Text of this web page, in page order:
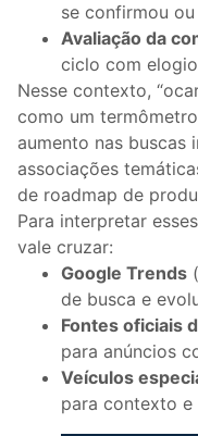
se confirmou ou
Avaliação da
ciclo com
Nesse contexto,
como um
aumento nas buscas
associações
de roadmap de
Para interpretar
vale cruzar:
Google Trends (
de busca e
Fontes oficiais
para anúncios
Veículos
para contexto e